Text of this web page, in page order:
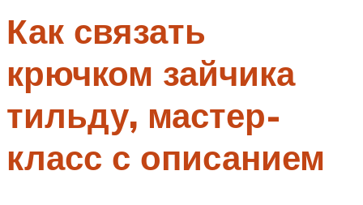
Аксессуары
Меню
Как связать
крючком зайчика
тильду, мастер-
класс с описанием